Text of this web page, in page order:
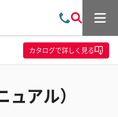
問
い
合
わ
索
メ
ュ
ー
カタログで詳しく見る
アル）